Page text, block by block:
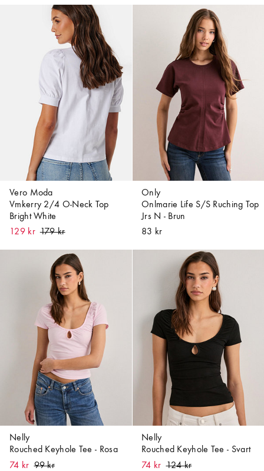
Vero Moda
Vmkerry 2/4 O-Neck Top
Bright White
129 kr
Only
Onlmarie Life S/S Ruching Top
Jrs N - Brun
83 kr
Nelly
Rouched Keyhole Tee - Rosa
74 kr
Nelly
Rouched Keyhole Tee - Svart
74 kr